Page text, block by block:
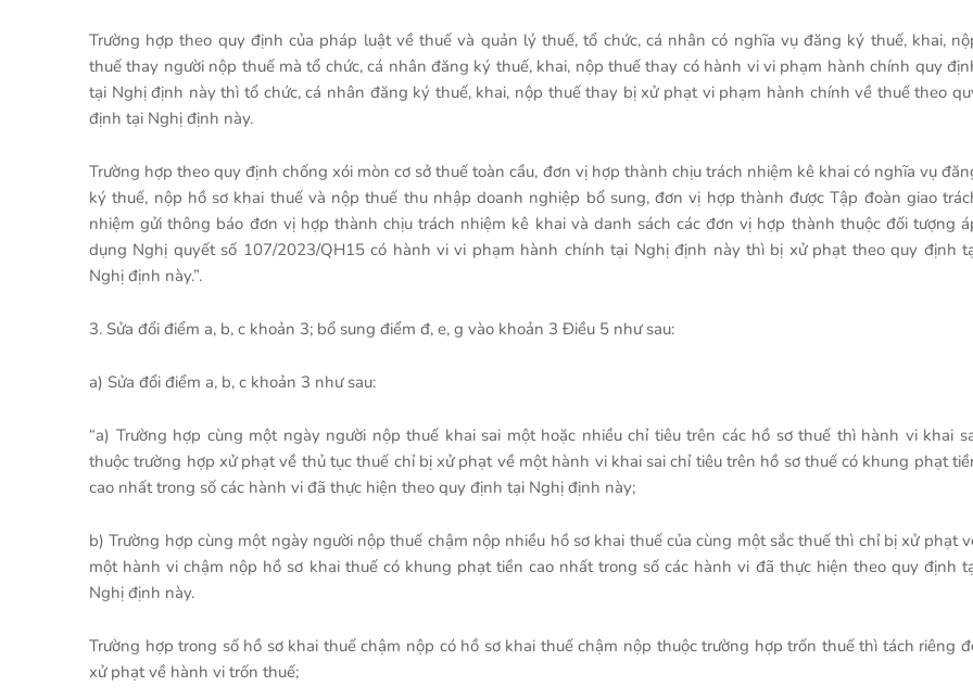
Trường hợp theo quy định của pháp luật về thuế và quản lý thuế, tổ chức, cá nhân có nghĩa vụ đăng ký thuế, khai,
thuế thay người nộp thuế mà tổ chức, cá nhân đăng ký thuế, khai, nộp thuế thay có hành vi vi phạm hành chính quy
tại Nghị định này thì tổ chức, cá nhân đăng ký thuế, khai, nộp thuế thay bị xử phạt vi phạm hành chính về thuế theo
định tại Nghị định này.
Trường hợp theo quy định chống xói mòn cơ sở thuế toàn cầu, đơn vị hợp thành chịu trách nhiệm kê khai có nghĩa vụ
ký thuế, nộp hồ sơ khai thuế và nộp thuế thu nhập doanh nghiệp bổ sung, đơn vị hợp thành được Tập đoàn giao
nhiệm gửi thông báo đơn vị hợp thành chịu trách nhiệm kê khai và danh sách các đơn vị hợp thành thuộc đối tượng
dụng Nghị quyết số 107/2023/QH15 có hành vi vi phạm hành chính tại Nghị định này thì bị xử phạt theo quy định
Nghị định này.”.
3. Sửa đổi điểm a, b, c khoản 3; bổ sung điểm đ, e, g vào khoản 3 Điều 5 như sau:
a) Sửa đổi điểm a, b, c khoản 3 như sau:
“a) Trường hợp cùng một ngày người nộp thuế khai sai một hoặc nhiều chỉ tiêu trên các hồ sơ thuế thì hành vi khai
thuộc trường hợp xử phạt về thủ tục thuế chỉ bị xử phạt về một hành vi khai sai chỉ tiêu trên hồ sơ thuế có khung phạt
cao nhất trong số các hành vi đã thực hiện theo quy định tại Nghị định này;
b) Trường hợp cùng một ngày người nộp thuế chậm nộp nhiều hồ sơ khai thuế của cùng một sắc thuế thì chỉ bị xử phạt
một hành vi chậm nộp hồ sơ khai thuế có khung phạt tiền cao nhất trong số các hành vi đã thực hiện theo quy định
Nghị định này.
Trường hợp trong số hồ sơ khai thuế chậm nộp có hồ sơ khai thuế chậm nộp thuộc trường hợp trốn thuế thì tách riêng
xử phạt về hành vi trốn thuế;